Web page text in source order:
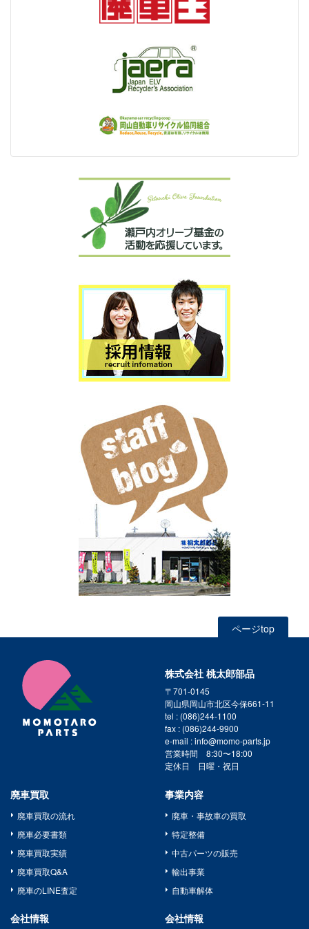
ページtop
株式会社 桃太郎部品
〒701-0145
岡山県岡山市北区今保661-11
tel : (086)244-1100
fax : (086)244-9900
e-mail : info@momo-parts.jp
営業時間 8:30〜18:00
定休日 日曜・祝日
廃車買取
廃車買取の流れ
廃車必要書類
廃車買取実績
廃車買取Q&A
廃車のLINE査定
事業内容
廃車・事故車の買取
特定整備
中古パーツの販売
輸出事業
自動車解体
会社情報 会社情報